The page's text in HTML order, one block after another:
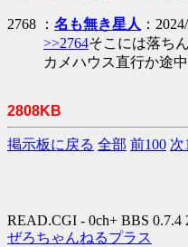
2768 ： 名も無き星人 ：
>>2764そこには落ち
カメハウス直行か途
2808KB
掲示板に戻る 全部 前100 次
READ.CGI - 0ch+ BBS 0.7.4
ぜろちゃんねるプラス